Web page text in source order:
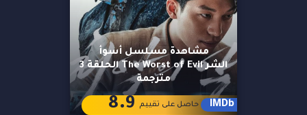
مشاهدة مسلسل أسوأ
الشر The Worst of Evil الحلقة 3
مترجمة
IMDb حاصل على تقييم 8.9